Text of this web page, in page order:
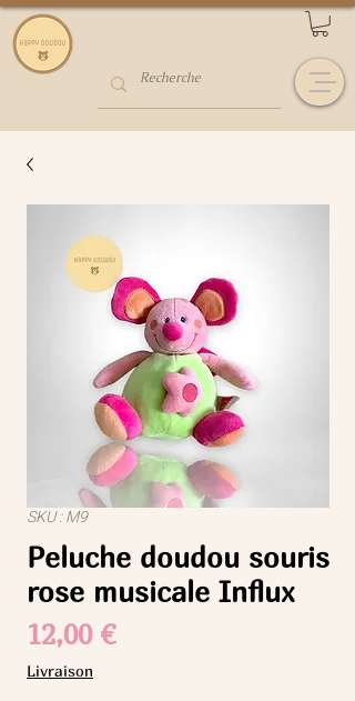
SKU : M9
Peluche doudou souris
rose musicale Influx
12,00 €Prix
Livraison